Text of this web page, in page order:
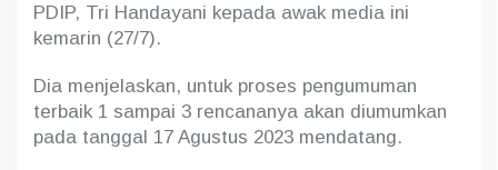
r
PDIP, Tri Handayani kepada awak media ini
kemarin (27/7).
Dia menjelaskan, untuk proses pengumuman
terbaik 1 sampai 3 rencananya akan diumumkan
pada tanggal 17 Agustus 2023 mendatang.